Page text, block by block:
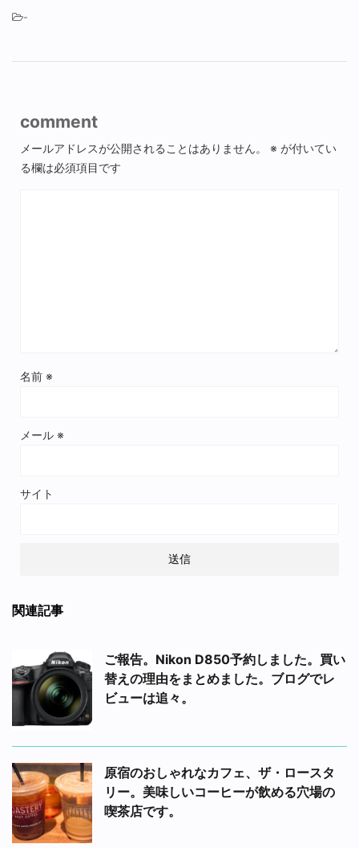
-
comment
メールアドレスが公開されることはありません。 ※ が付いてい
る欄は必須項目です
名前 ※
メール ※
サイト
関連記事
ご報告。Nikon D850予約しました。買い
替えの理由をまとめました。ブログでレ
ビューは追々。
原宿のおしゃれなカフェ、ザ・ロースタ
リー。美味しいコーヒーが飲める穴場の
喫茶店です。